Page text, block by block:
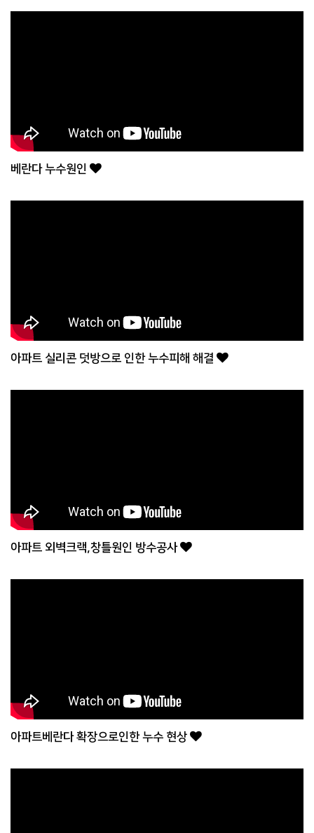
베란다 누수원인
아파트 실리콘 덧방으로 인한 누수피해 해결
아파트 외벽크랙,창틀원인 방수공사
아파트베란다 확장으로인한 누수 현상